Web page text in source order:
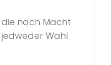
die nach Macht
Wahl